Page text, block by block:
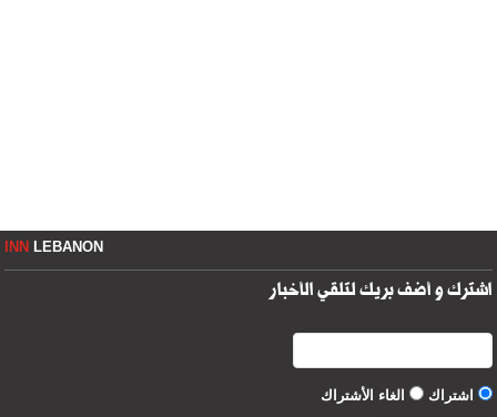
INNLEBANON
اشترك و أضف بريك لتلقي الأخبار
اشتراك الغاء الأشتراك